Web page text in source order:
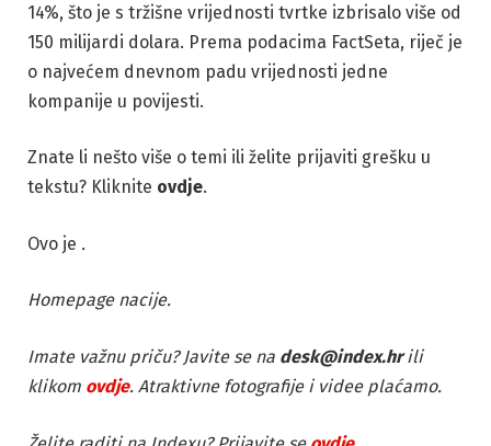
14%, što je s tržišne vrijednosti tvrtke izbrisalo više od
150 milijardi dolara. Prema podacima FactSeta, riječ je
o najvećem dnevnom padu vrijednosti jedne
kompanije u povijesti.
Znate li nešto više o temi ili želite prijaviti grešku u
tekstu? Kliknite ovdje.
Ovo je .
Homepage nacije.
Imate važnu priču? Javite se na desk@index.hrili
klikom ovdje. Atraktivne fotografije i videe plaćamo.